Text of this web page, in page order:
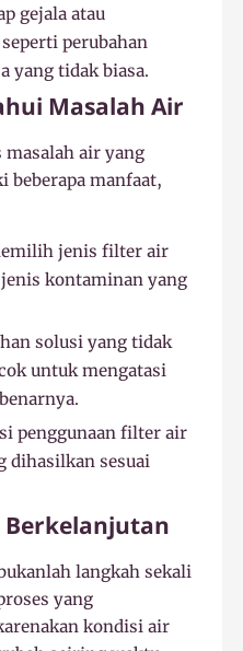
gejala atau
perubahan
yang tidak biasa.
Masalah Air
masalah air yang
beberapa manfaat,
jenis filter air
kontaminan yang
solusi yang tidak
untuk mengatasi
penggunaan filter air
dihasilkan sesuai
Berkelanjutan
langkah sekali
yang
kondisi air